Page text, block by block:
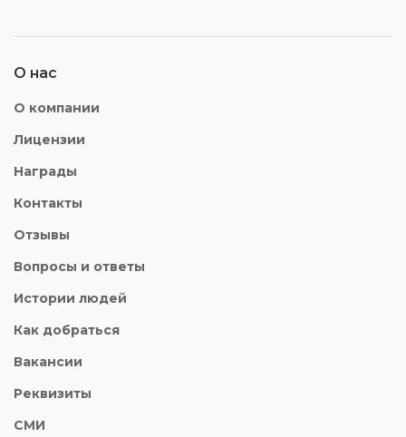
О нас
О компании
Лицензии
Награды
Контакты
Отзывы
Вопросы и ответы
Истории людей
Как добраться
Вакансии
Реквизиты
СМИ